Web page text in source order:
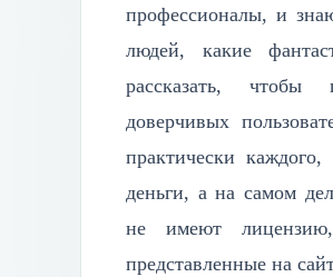
профессионалы, и
людей, какие
рассказать, чтобы
доверчивых
практически
деньги, а на самом
не имеют
представленные на